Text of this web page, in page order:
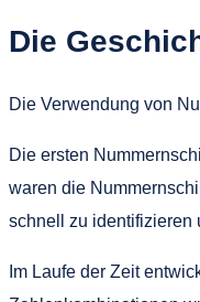
Die
Die Verwendung von
Die ersten
waren die
schnell zu identifizieren
Im Laufe der Zeit